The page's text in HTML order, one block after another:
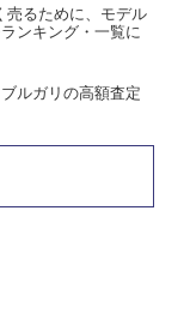
売るために、モデル
ンキング・一覧に
ルガリの高額査定